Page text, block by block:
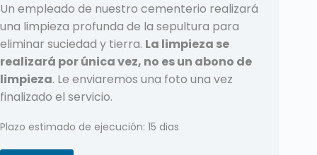
Un empleado de nuestro cementerio realizará
una limpieza profunda de la sepultura para
eliminar suciedad y tierra. La limpieza se
realizará por única vez, no es un abono de
limpieza. Le enviaremos una foto una vez
finalizado el servicio.
Plazo estimado de ejecución: 15 dias